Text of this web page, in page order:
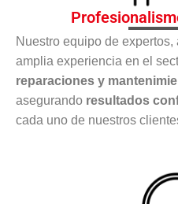
Nuestro equipo de
amplia experiencia en el
reparaciones y
asegurando resultados
cada uno de nuestros